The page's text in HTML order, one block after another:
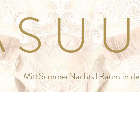
U
MittSommerNachtsTRaum in